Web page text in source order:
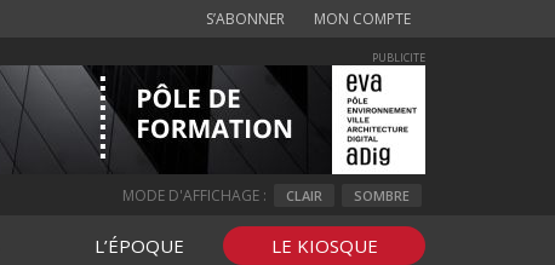
S’ABONNER MON COMPTE
PUBLICITE
MODE D'AFFICHAGE : CLAIR SOMBRE
L’ÉPOQUE LE KIOSQUE